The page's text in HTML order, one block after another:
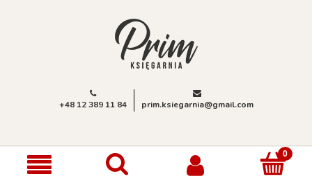
+48 12 389 11 84 prim.ksiegarnia@gmail.com